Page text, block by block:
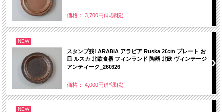
価格： 3,700円(非課税)
NEW
スタンプ残! ARABIA アラビア Ruska 20cm プレート お
皿 ルスカ 北欧食器 フィンランド 陶器 北欧 ヴィンテージ
アンティーク_260626
価格： 4,000円(非課税)
NEW